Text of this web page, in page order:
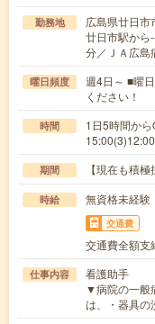
勤務地
広島県廿日市
廿日市駅から
分／ＪＡ広島
曜日頻度
週4日～ ■曜
ください！
時間
1日5時間か
期間 【現在も積
時給 無資格未経
交通費
交通費全額支
仕事内容
看護助手
▼病院の一般
は、・器具